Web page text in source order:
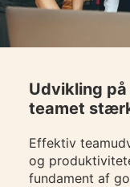
Udvikling
teamet
Effektiv
og
fundament af